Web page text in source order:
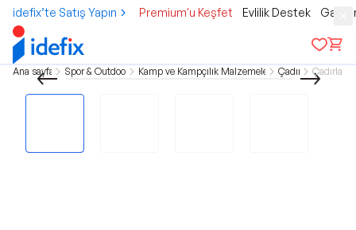
idefix’te Satış Yapın Premium'u Keşfet Evlilik Destek
Ana sayfa Spor & Outdoor Kamp ve Kampçılık Malzemeleri Çadır Çadırlar